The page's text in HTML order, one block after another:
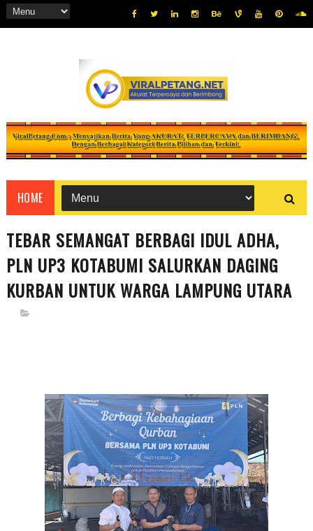
HOME
TEBAR SEMANGAT BERBAGI IDUL ADHA,
PLN UP3 KOTABUMI SALURKAN DAGING
KURBAN UNTUK WARGA LAMPUNG UTARA